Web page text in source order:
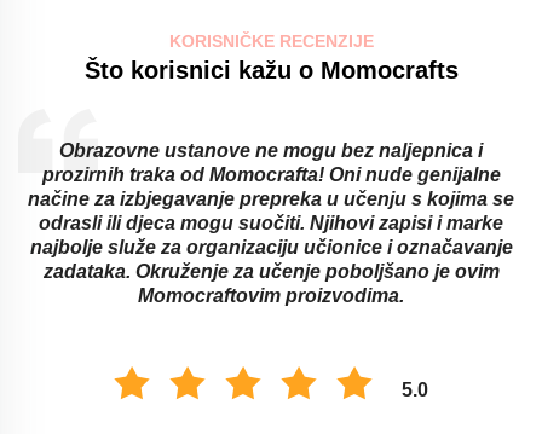
KORISNIČKE RECENZIJE
Što korisnici kažu o Momocrafts
Obrazovne ustanove ne mogu bez naljepnica i
prozirnih traka od Momocrafta! Oni nude genijalne
načine za izbjegavanje prepreka u učenju s kojima se
odrasli ili djeca mogu suočiti. Njihovi zapisi i marke
najbolje služe za organizaciju učionice i označavanje
zadataka. Okruženje za učenje poboljšano je ovim
Momocraftovim proizvodima.
5.0